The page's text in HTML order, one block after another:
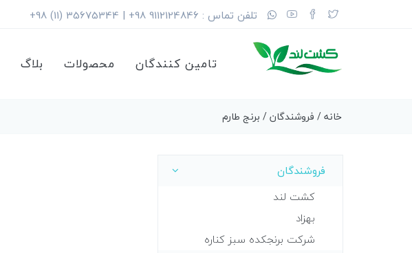
تلفن تماس : 9112124846 98+ | 35675344 (11) 98+
تامین کنندگان محصولات بلاگ
خانه/ فروشندگان/ برنج طارم
فروشندگان
کشت لند
بهزاد
شرکت برنجکده سبز کناره